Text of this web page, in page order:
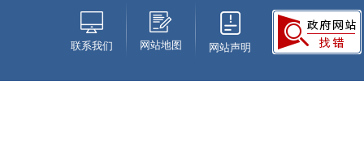
联系我们 网站地图 网站声明